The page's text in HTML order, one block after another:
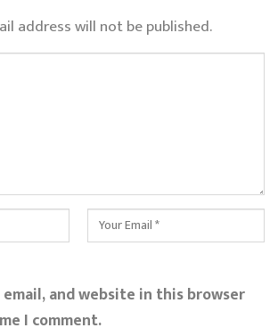
address will not be published.
email, and website in this browser
I comment.